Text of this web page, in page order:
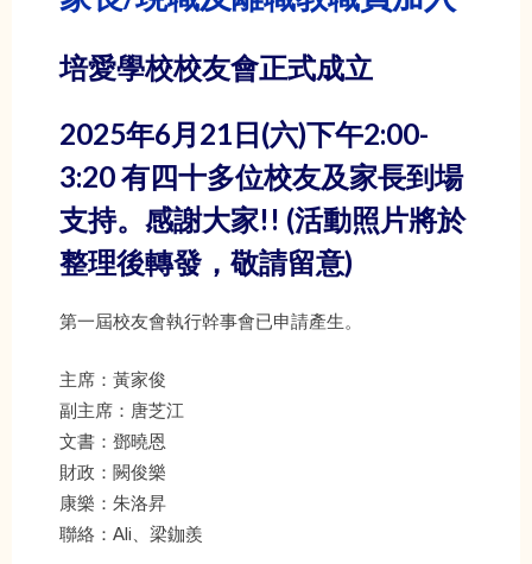
培愛學校校友會正式成立
2025年6月21日(六)下午2:00-
3:20 有四十多位校友及家長到場
支持。感謝大家!! (活動照片將於
整理後轉發，敬請留意)
第一屆校友會執行幹事會已申請產生。
主席：黃家俊
副主席：唐芝江
文書：鄧曉恩
財政：闕俊樂
康樂：朱洛昇
聯絡：Ali、梁鉫羨